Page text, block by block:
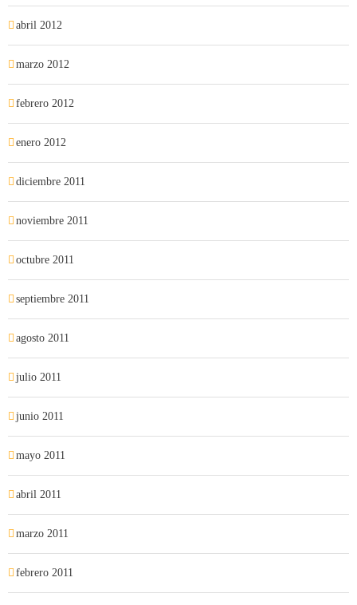
abril 2012
marzo 2012
febrero 2012
enero 2012
diciembre 2011
noviembre 2011
octubre 2011
septiembre 2011
agosto 2011
julio 2011
junio 2011
mayo 2011
abril 2011
marzo 2011
febrero 2011